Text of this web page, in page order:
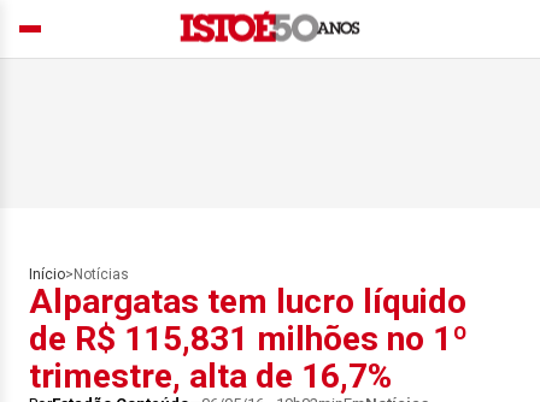
Início> Notícias
Alpargatas tem lucro líquido
de R$ 115,831 milhões no 1º
trimestre, alta de 16,7%